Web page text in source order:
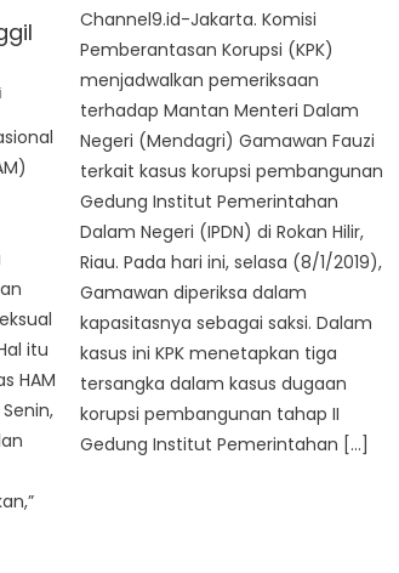
itu
HAM
Channel9.id-Jakarta. Komisi
Pemberantasan Korupsi (KPK)
menjadwalkan pemeriksaan
terhadap Mantan Menteri Dalam
Negeri (Mendagri) Gamawan Fauzi
terkait kasus korupsi pembangunan
Gedung Institut Pemerintahan
Dalam Negeri (IPDN) di Rokan Hilir,
Riau. Pada hari ini, selasa (8/1/2019),
Gamawan diperiksa dalam
kapasitasnya sebagai saksi. Dalam
kasus ini KPK menetapkan tiga
tersangka dalam kasus dugaan
korupsi pembangunan tahap II
Gedung Institut Pemerintahan […]